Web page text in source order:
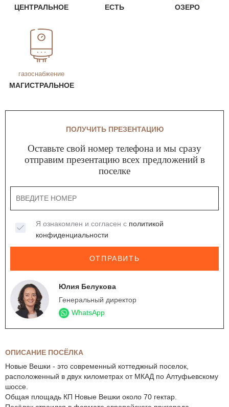
ЦЕНТРАЛЬНОЕ ЕСТЬ ОЗЕРО
газоснабжение
МАГИСТРАЛЬНОЕ
ПОЛУЧИТЬ ПРЕЗЕНТАЦИЮ
Оставьте свой номер телефона и мы сразу
отправим презентацию всех предложений в
поселке
Я ознакомлен и согласен с политикой
конфиденциальности
ОТПРАВИТЬ
Юлия Белукова
Генеральный директор
WhatsApp
ОПИСАНИЕ ПОСЁЛКА
Новые Вешки - это современный коттеджный поселок,
расположенный в двух километрах от МКАД по Алтуфьевскому
шоссе.
Общая площадь КП Новые Вешки около 70 гектар.